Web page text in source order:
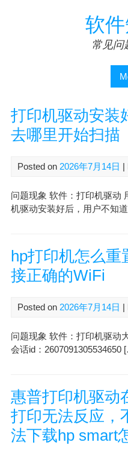
软
常见问
打印机驱动安装
去哪里开始扫描
Posted on 2026年7月14日 |
问题现象 软件：打印机驱动
机驱动安装好后，用户不知
hp打印机怎么重
接正确的WiFi
Posted on 2026年7月14日 |
问题现象 软件：打印机驱动
会话id：2607091305534650
惠普打印机驱动
打印无法反应，
法下载hp smart